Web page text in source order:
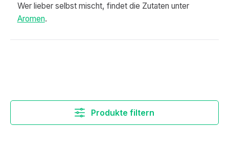
Wer lieber selbst mischt, findet die Zutaten unter
Aromen.
Produkte filtern